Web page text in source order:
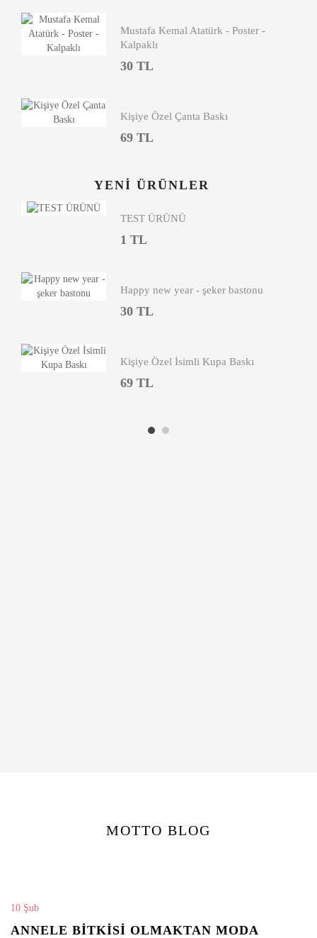
Mustafa Kemal Atatürk - Poster -
Kalpaklı
30 TL
Kişiye Özel Çanta Baskı
69 TL
YENI ÜRÜNLER
TEST ÜRÜNÜ
1 TL
Happy new year - şeker bastonu
30 TL
Kişiye Özel İsimli Kupa Baskı
69 TL
MOTTO BLOG
10 Şub
ANNELE BITKISI OLMAKTAN MODA